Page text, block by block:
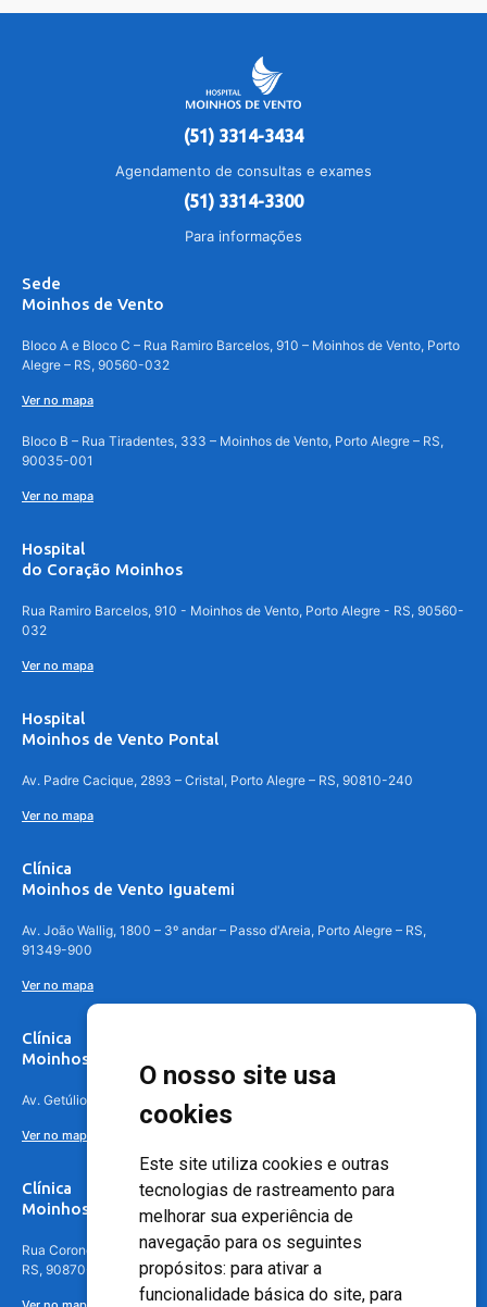
O nosso site usa
cookies
Este site utiliza cookies e outras
tecnologias de rastreamento para
melhorar sua experiência de
navegação para os seguintes
propósitos: para ativar a
funcionalidade básica do site, para
(51) 3314-3434
Agendamento de consultas e exames
(51) 3314-3300
Para informações
Sede
Moinhos de Vento
Bloco A e Bloco C – Rua Ramiro Barcelos, 910 – Moinhos de Vento, Porto
Alegre – RS, 90560-032
Ver no mapa
Bloco B – Rua Tiradentes, 333 – Moinhos de Vento, Porto Alegre – RS,
90035-001
Ver no mapa
Hospital
do Coração Moinhos
Rua Ramiro Barcelos, 910 - Moinhos de Vento, Porto Alegre - RS, 90560-
032
Ver no mapa
Hospital
Moinhos de Vento Pontal
Av. Padre Cacique, 2893 – Cristal, Porto Alegre – RS, 90810-240
Ver no mapa
Clínica
Moinhos de Vento Iguatemi
Av. João Wallig, 1800 – 3º andar – Passo d'Areia, Porto Alegre – RS,
91349-900
Ver no mapa
Clínica
Moinhos de Vento Canoas
Av. Getúlio Vargas, 4841 – Centro, Canoas – RS, 92010-010
Ver no mapa
Clínica
Moinhos de Vento - Teresópolis
Rua Coronel Aparício Borges, 250 - 3º andar - Teresópolis, Porto Alegre -
RS, 90870-016